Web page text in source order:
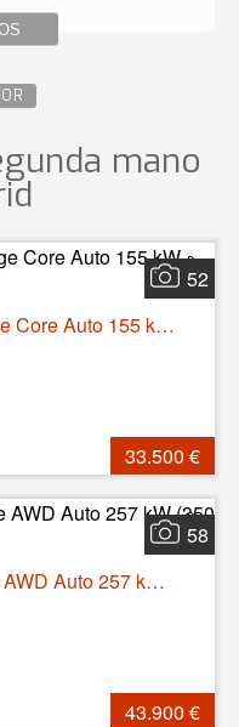
mano
52
Volvo XC40 T4 PHEV Recharge Core Auto 155 kW (211 CV)
33.500 €
58
Volvo XC60 T6 Recharge Core AWD Auto 257 kW (350 CV)
43.900 €